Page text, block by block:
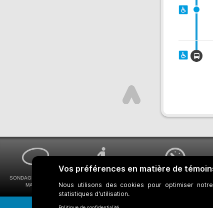
SONDAGES MA VOIX
MA STM
UNIVERSELLE
VOS HORAIRES DE BUS